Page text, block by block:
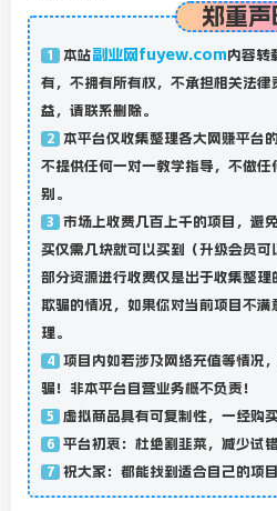
郑重声
1 本站副业网fuyew.com内容转
有，不拥有所有权，不承担相关法律
益，请联系删除。
2 本平台仅收集整理各大网赚平台
不提供任何一对一教学指导，不做任
别。
3 市场上收费几百上千的项目，避
买仅需几块就可以买到（升级会员可
部分资源进行收费仅是出于收集整
欺骗的情况，如果你对当前项目不满
理。
4 项目内如若涉及网络充值等情况
骗！非本平台自营业务概不负责！
5 虚拟商品具有可复制性，一经购
6 平台初衷：杜绝割韭菜，减少试错
7 祝大家：都能找到适合自己的项目